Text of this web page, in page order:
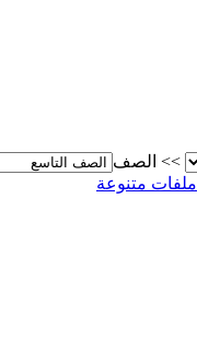
>> الصف
ملفات متنوعة